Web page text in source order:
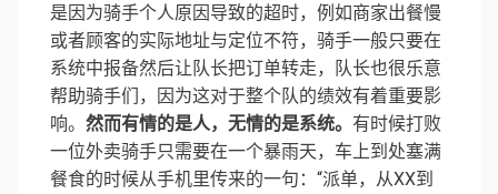
是因为骑手个人原因导致的超时，例如商家出餐慢
或者顾客的实际地址与定位不符，骑手一般只要在
系统中报备然后让队长把订单转走，队长也很乐意
帮助骑手们，因为这对于整个队的绩效有着重要影
响。 然而有情的是人，无情的是系统。 有时候打败
一位外卖骑手只需要在一个暴雨天，车上到处塞满
餐食的时候从手机里传来的一句：“派单，从XX到